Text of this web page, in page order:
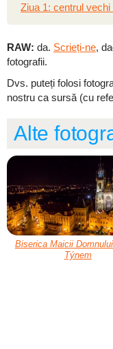
Ziua 1: centrul
RAW: da. Scrieți-ne,
fotografii.
Dvs. puteți folosi
nostru ca sursă (cu
Alte
Biserica Maicii
Týnem